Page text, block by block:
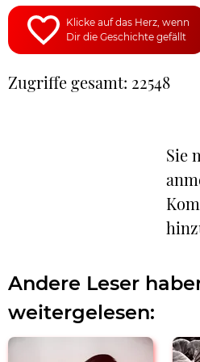
Klicke auf das Herz, wenn
Dir die Geschichte gefällt
Zugriffe gesamt: 22548
Sie
Andere Leser
weitergelesen: